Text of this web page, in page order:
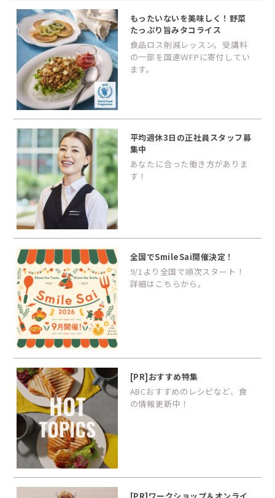
もったいないを美味しく！野菜
たっぷり旨みタコライス
食品ロス削減レッスン。受講料
の一部を国連ＷFPに寄付してい
ます。
平均週休3日の正社員スタッフ募
集中
あなたに合った働き方がありま
す！
全国でSmileSai開催決定！
9/1より全国で順次スタート！
詳細はこちらから。
[PR]おすすめ特集
ABCおすすめのレシピなど、食
の情報更新中！